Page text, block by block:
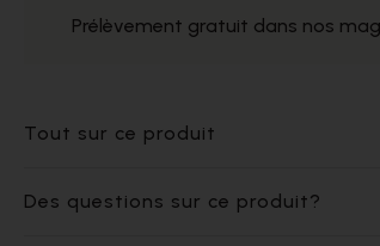
Prélèvement gratuit dans nos
Tout sur ce produit
Des questions sur ce produit?